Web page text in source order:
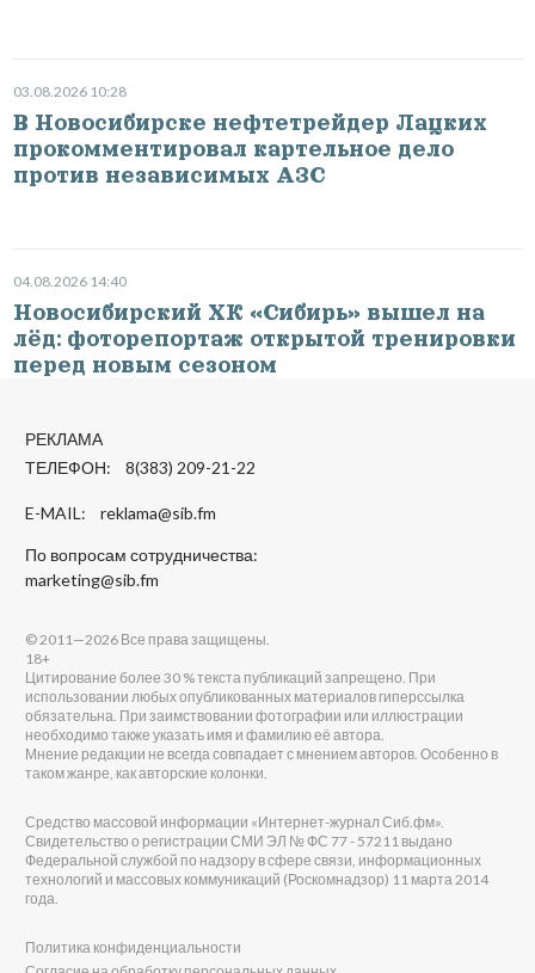
03.08.2026 10:28
В Новосибирске нефтетрейдер Лацких
прокомментировал картельное дело
против независимых АЗС
04.08.2026 14:40
Новосибирский ХК «Сибирь» вышел на
лёд: фоторепортаж открытой тренировки
перед новым сезоном
РЕКЛАМА
ТЕЛЕФОН: 8(383) 209-21-22
E-MAIL: reklama@sib.fm
По вопросам сотрудничества:
marketing@sib.fm
© 2011—2026 Все права защищены.
18+
Цитирование более 30 % текста публикаций запрещено. При
использовании любых опубликованных материалов гиперссылка
обязательна. При заимствовании фотографии или иллюстрации
необходимо также указать имя и фамилию её автора.
Мнение редакции не всегда совпадает с мнением авторов. Особенно в
таком жанре, как авторские колонки.
Средство массовой информации «Интернет-журнал Сиб.фм».
Свидетельство о регистрации СМИ ЭЛ № ФС 77 - 57211 выдано
Федеральной службой по надзору в сфере связи, информационных
технологий и массовых коммуникаций (Роскомнадзор) 11 марта 2014
года.
Политика конфиденциальности